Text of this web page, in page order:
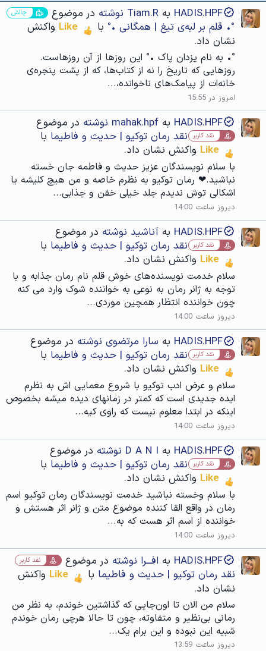
HADIS.HPF بهTiam.R نوشته در موضوع چالش
°• قلم بر لبه‌ی تیغ | همگانی •° با Like واکنش
نشان داد.
°• به نام یزدان پاک •° این روزها از آن روزهاست.
روزهایی که تاریخ را نه از کتاب‌ها، که از پشت پنجره‌ی
خانه‌ات از پیامک‌های ناخوانده،...
امروز در 15:55
HADIS.HPF بهmahak.hpf نوشته در موضوع
نقد کاربر نقد رمان توکیو | حدیث و فاطیما با
Like واکنش نشان داد.
با سلام نویسندگان عزیز حدیث و فاطمه جان خسته
نباشید.❤ رمان توکیو به نظرم خاصه و من هیچ کلیشه یا
اشکالی توش ندیدم جلد خیلی خفن و جذابی...
دیروز ساعت 14:00
HADIS.HPF بهآناشید نوشته در موضوع
نقد کاربر نقد رمان توکیو | حدیث و فاطیما با
Like واکنش نشان داد.
سلام خدمت نویسنده‌های خوش قلم نام رمان جذابه و با
توجه به ژانر رمان به نوعی به خواننده شوک وارد می کنه
چون خواننده انتظار همچین موردی...
دیروز ساعت 14:00
HADIS.HPF به سارا مرتضوی نوشته در موضوع
نقد کاربر نقد رمان توکیو | حدیث و فاطیما با
Like واکنش نشان داد.
سلام و عرض ادب توکیو با شروع معمایی اش به نظرم
ایده جدیدی است که کمتر در زمانهای دیده میشه بخصوص
اینکه در ابتدا معلوم نیست که راوی کیه...
دیروز ساعت 14:00
HADIS.HPF به D A N I نوشته در موضوع
نقد کاربر نقد رمان توکیو | حدیث و فاطیما با
Like واکنش نشان داد.
با سلام وخسته نباشید خدمت نویسندگان رمان توکیو اسم
رمان در واقع القا کننده موضوع متن و ژانر اثر هستش و
خواننده از اسم اثر هست که به...
دیروز ساعت 14:00
HADIS.HPF به افـــرا نوشته در موضوع نقد کاربر
نقد رمان توکیو | حدیث و فاطیما با Like واکنش
نشان داد.
سلام من الان تا اون‌جایی که گذاشتین خوندم، به نظر من
رمانی بی‌نظیر و متفاوته، چون تا حالا هرچی رمان خوندم
شبیه این نبوده و این برام یک...
دیروز ساعت 13:59